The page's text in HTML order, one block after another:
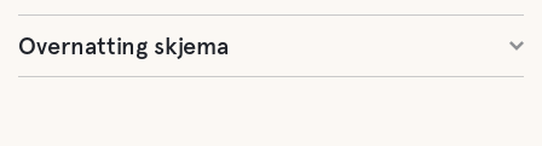
Overnatting skjema